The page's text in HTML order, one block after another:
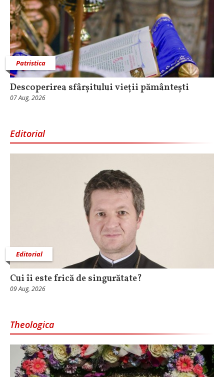
Patristica
Descoperirea sfârșitului vieții pământești
07 Aug, 2026
Editorial
Editorial
Cui îi este frică de singurătate?
09 Aug, 2026
Theologica